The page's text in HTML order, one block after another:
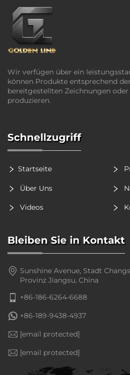
Wir verfügen über ein
können Produkte entsprechend
bereitgestellten Zeichnungen
produzieren.
Schnellzugriff
Startseite
Über Uns
Videos
Bleiben Sie in Kontakt
Sunshine Avenue, Stadt
Provinz Jiangsu, China
+86-186-6264-6688
+86-189-9438-4937
[email protected]
[email protected]